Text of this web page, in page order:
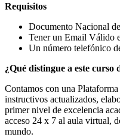
Requisitos
Documento Nacional
Tener un Email Válido
Un número telefónico
¿Qué distingue a este curso
Contamos con una
instructivos actualizados,
primer nivel de excelencia
acceso 24 x 7 al aula virtual,
mundo.